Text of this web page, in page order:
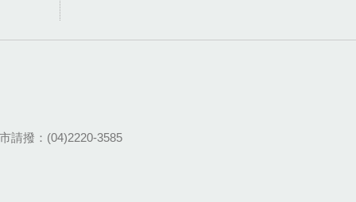
請撥：(04)2220-3585